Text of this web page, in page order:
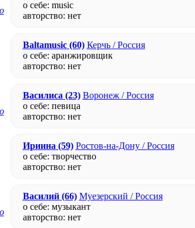
о себе: music
авторство: нет
Baltamusic(60) Керчь / Россия
о себе: аранжировщик
авторство: нет
Василиса (23) Воронеж / Россия
о себе: певица
авторство: нет
Ириина (59) Ростов-на-Дону / Россия
о себе: творчество
авторство: нет
Василий(66) Муезерский / Россия
о себе: музыкант
авторство: нет